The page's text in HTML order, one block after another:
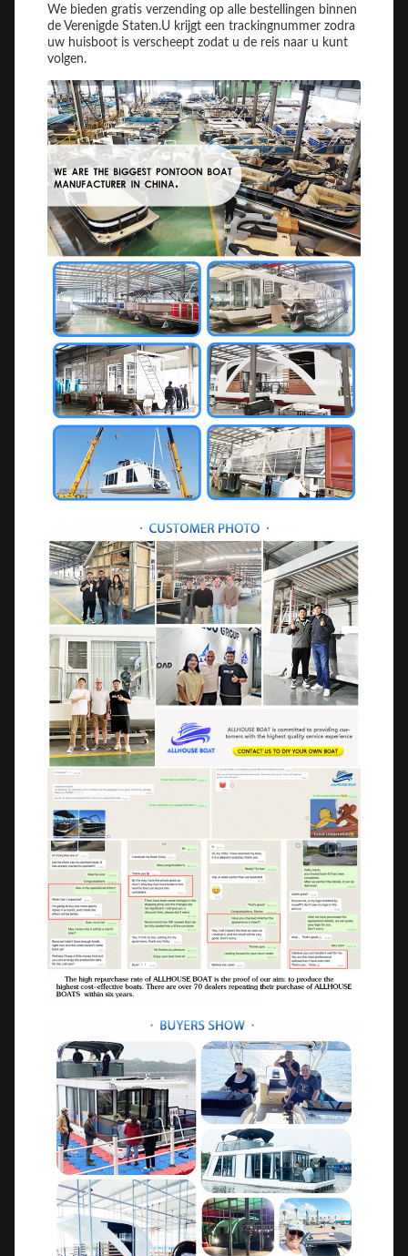
We bieden gratis verzending op alle bestellingen binnen
de Verenigde Staten.U krijgt een trackingnummer zodra
uw huisboot is verscheept zodat u de reis naar u kunt
volgen.